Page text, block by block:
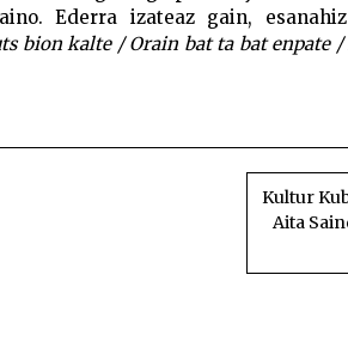
Ederra izateaz gain,
bion kalte / Orain bat ta bat enpate
Kultur
Aita